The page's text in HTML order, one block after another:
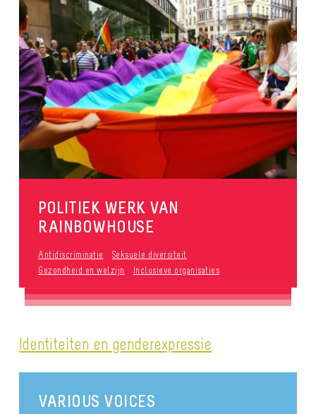
POLITIEK WERK VAN
RAINBOWHOUSE
Antidiscriminatie
Seksuele diversiteit
Gezondheid en welzijn
Inclusieve organisaties
Identiteiten en genderexpressie
VARIOUS VOICES